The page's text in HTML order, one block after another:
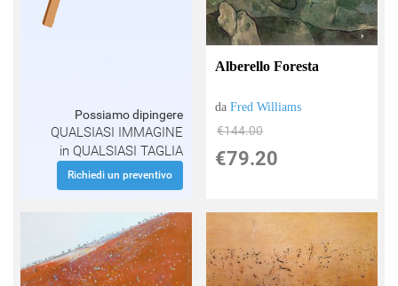
Possiamo dipingere
QUALSIASI IMMAGINE
in QUALSIASI TAGLIA
Richiedi un preventivo
Alberello Foresta
daFred Williams
€144.00
€79.20